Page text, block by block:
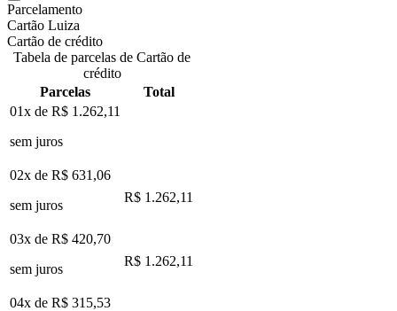
Parcelamento
Cartão Luiza
Cartão de crédito
Tabela de parcelas de Cartão de
crédito
Parcelas
Total
01x de R$ 1.262,11
sem juros
02x de R$ 631,06
sem juros
R$ 1.262,11
03x de R$ 420,70
sem juros
R$ 1.262,11
04x de R$ 315,53